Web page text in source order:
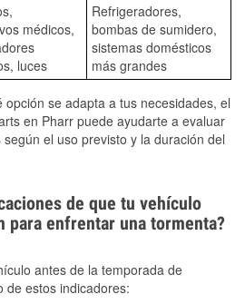
médicos,
luces
Refrigeradores,
bombas de sumidero,
sistemas domésticos
más grandes
se adapta a tus necesidades, el
en Pharr puede ayudarte a evaluar
el uso previsto y la duración del
de que tu vehículo
para enfrentar una tormenta?
antes de la temporada de
de estos indicadores: